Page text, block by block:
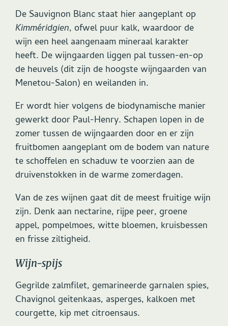
De Sauvignon Blanc staat hier aangeplant op
Kimméridgien, ofwel puur kalk, waardoor de
wijn een heel aangenaam mineraal karakter
heeft. De wijngaarden liggen pal tussen-en-op
de heuvels (dit zijn de hoogste wijngaarden van
Menetou-Salon) en weilanden in.
Er wordt hier volgens de biodynamische manier
gewerkt door Paul-Henry. Schapen lopen in de
zomer tussen de wijngaarden door en er zijn
fruitbomen aangeplant om de bodem van nature
te schoffelen en schaduw te voorzien aan de
druivenstokken in de warme zomerdagen.
Van de zes wijnen gaat dit de meest fruitige wijn
zijn. Denk aan nectarine, rijpe peer, groene
appel, pompelmoes, witte bloemen, kruisbessen
en frisse ziltigheid.
Wijn-spijs
Gegrilde zalmfilet, gemarineerde garnalen spies,
Chavignol geitenkaas, asperges, kalkoen met
courgette, kip met citroensaus.